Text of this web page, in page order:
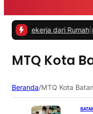
dari Rumah| #2 -
MTQ Kota
Beranda/MTQ Kota